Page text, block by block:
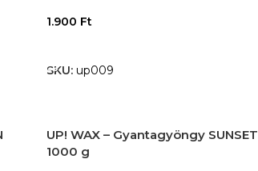
1.900 Ft
SKU: up009
UP! WAX – Gyantagyöngy SUNSET
1000 g